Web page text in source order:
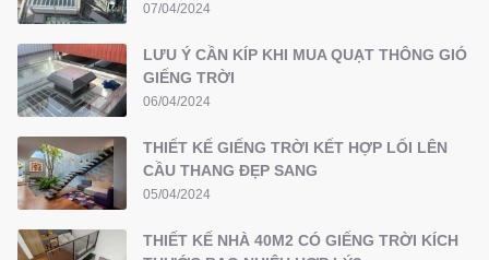
07/04/2024
LƯU Ý CẦN KÍP KHI MUA QUẠT THÔNG GIÓ
GIẾNG TRỜI
06/04/2024
THIẾT KẾ GIẾNG TRỜI KẾT HỢP LỐI LÊN
CẦU THANG ĐẸP SANG
05/04/2024
THIẾT KẾ NHÀ 40M2 CÓ GIẾNG TRỜI KÍCH